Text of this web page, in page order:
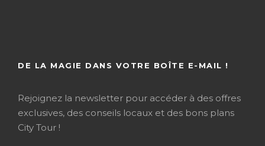
DE LA MAGIE DANS VOTRE BOÎTE E-MAIL !
Rejoignez la newsletter pour accéder à des offres
exclusives, des conseils locaux et des bons plans
City Tour !